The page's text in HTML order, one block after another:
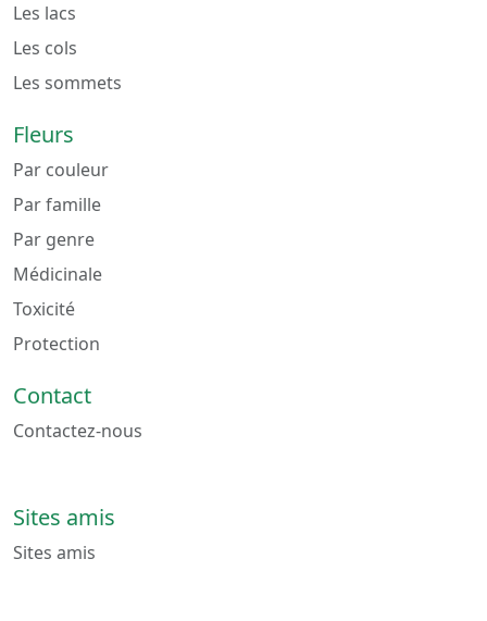
Les lacs
Les cols
Les sommets
Fleurs
Par couleur
Par famille
Par genre
Médicinale
Toxicité
Protection
Contact
Contactez-nous
Sites amis
Sites amis